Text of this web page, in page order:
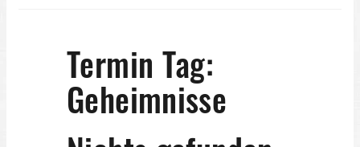
Termin Tag:
Geheimnisse